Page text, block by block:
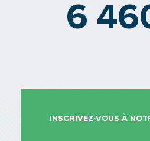
6
INSCRIVEZ-VOUS À